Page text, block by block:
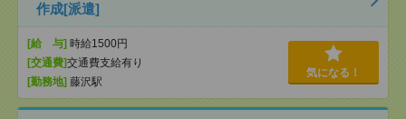
作成[派遣]
[給 与] 時給1500円
[交通費]交通費支給有り
[勤務地] 藤沢駅
気になる！